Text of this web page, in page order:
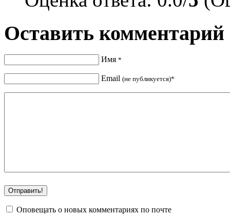
Оставить комментарий
Имя *
Email (не публикуется)*
Оповещать о новых комментариях по почте